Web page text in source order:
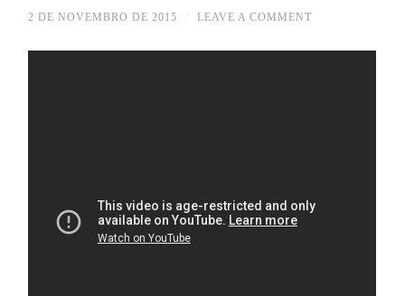
2 DE NOVEMBRO DE 2015 LEAVE A COMMENT